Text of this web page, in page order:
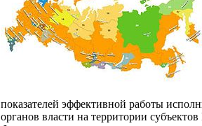
показателей эффективной работы
органов власти на территории